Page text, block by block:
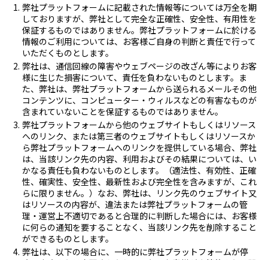
弊社プラットフォームに記載された情報等については万全を期
しておりますが、弊社として完全な正確性、安全性、有用性を
保証するものではありません。弊社プラットフォームに於ける
情報のご利用については、お客様ご自身の判断と責任で行って
いただくものとします。
弊社は、通信回線の障害やウェブページの改ざん等によりお客
様に生じた損害について、責任を負わないものとします。ま
た、弊社は、弊社プラットフォームから送られるメールその他
コンテンツに、コンピューター・ウィルスなどの有害なものが
含まれていないことを保証するものではありません。
弊社プラットフォームから他のウェブサイトもしくはリソース
へのリンク、または第三者のウェブサイトもしくはリソースか
ら弊社プラットフォームへのリンクを提供している場合、弊社
は、当該リンク先の内容、利用およびその結果については、い
かなる責任も負わないものとします。（適法性、有効性、正確
性、確実性、安全性、最新性および完全性を含みますが、これ
らに限りません。）なお、弊社は、リンク先のウェブサイト又
はリソースの内容が、違法または弊社プラットフォームの管
理・運営上不適切であると合理的に判断した場合には、お客様
に何らの通知を要することなく、当該リンク先を削除すること
ができるものとします。
弊社は、以下の場合に、一時的に弊社プラットフォームが停